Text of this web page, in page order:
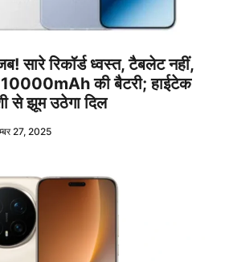
सारे रिकॉर्ड ध्वस्त, टैबलेट नहीं,
10000mAh की बैटरी; हाईटेक
से झूम उठेगा दिल
27, 2025